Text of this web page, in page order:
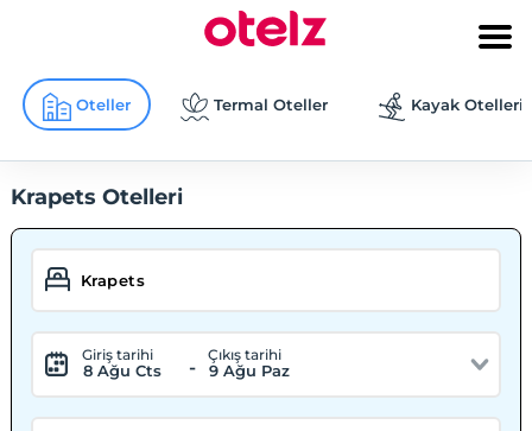
Oteller Termal Oteller Kayak Otelleri
Krapets Otelleri
Giriş tarihi
8 Ağu Cts -
Çıkış tarihi
9 Ağu Paz